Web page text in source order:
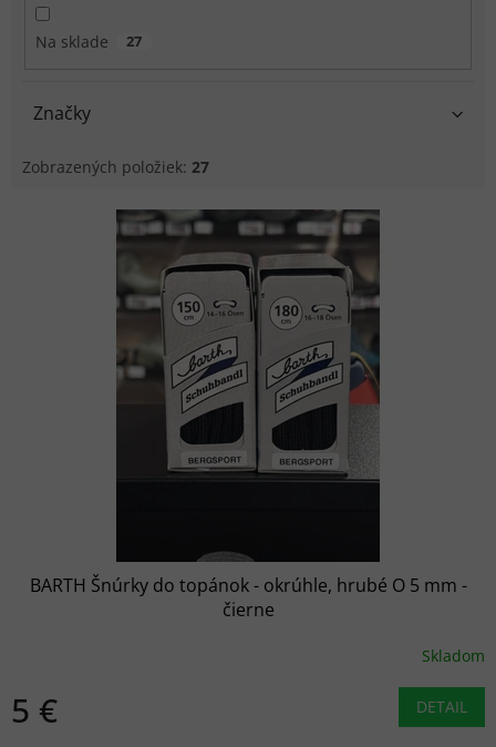
Na sklade 27
Značky
Zobrazených položiek: 27
BARTH Šnúrky do topánok - okrúhle, hrubé O 5 mm -
čierne
Skladom
5 € DETAIL